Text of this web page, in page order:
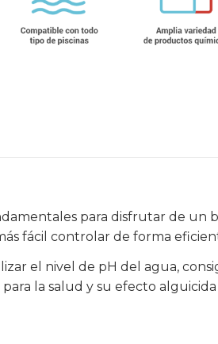
para disfrutar de un
fácil controlar de forma
el nivel de pH del agua,
la salud y su efecto